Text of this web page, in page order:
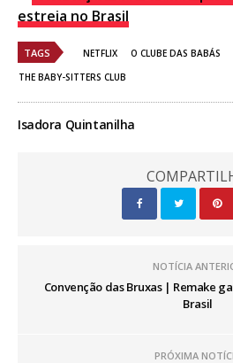
estreia no Brasil
TAGS NETFLIX O CLUBE DAS BABÁS
THE BABY-SITTERS CLUB
Isadora Quintanilha
NOTÍCIA
Convenção das Bruxas | Remake
Brasil
PRÓXIMA